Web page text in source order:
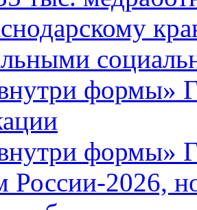
формы»
формы»
России-2026,